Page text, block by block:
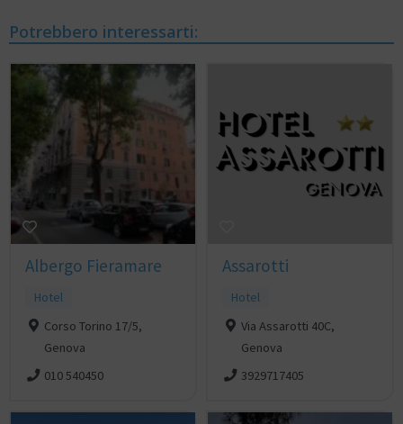
Potrebbero interessarti:
Albergo Fieramare
Hotel
Corso Torino 17/5,
Genova
010 540450
Assarotti
Hotel
Via Assarotti 40C,
Genova
3929717405